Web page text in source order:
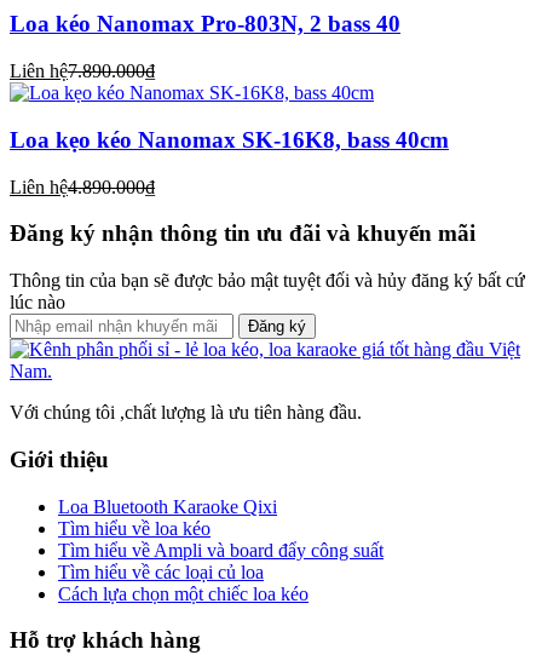
Loa kéo Nanomax Pro-803N, 2 bass 40
Liên hệ7.890.000₫
Loa kẹo kéo Nanomax SK-16K8, bass 40cm
Liên hệ4.890.000₫
Đăng ký nhận thông tin ưu đãi và khuyến mãi
Thông tin của bạn sẽ được bảo mật tuyệt đối và hủy đăng ký bất cứ
lúc nào
Đăng ký
Với chúng tôi ,chất lượng là ưu tiên hàng đầu.
Giới thiệu
Loa Bluetooth Karaoke Qixi
Tìm hiểu về loa kéo
Tìm hiểu về Ampli và board đẩy công suất
Tìm hiểu về các loại củ loa
Cách lựa chọn một chiếc loa kéo
Hỗ trợ khách hàng